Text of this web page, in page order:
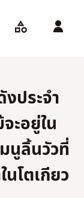
ประจำ
ะอยู่ใน
นูลิ้นวัวที่
โตเกียว